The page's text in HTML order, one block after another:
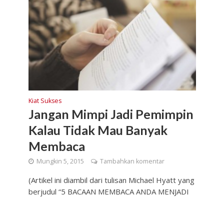
Kiat Sukses
Jangan Mimpi Jadi Pemimpin
Kalau Tidak Mau Banyak
Membaca
Mungkin 5, 2015 Tambahkan komentar
(Artikel ini diambil dari tulisan Michael Hyatt yang
berjudul “5 BACAAN MEMBACA ANDA MENJADI